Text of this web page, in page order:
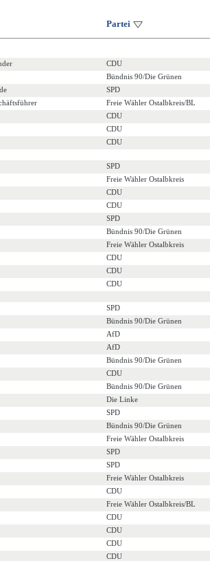
Partei
CDU
Bündnis 90/Die Grünen
SPD
Freie Wähler Ostalbkreis/BL
CDU
CDU
CDU
SPD
Freie Wähler Ostalbkreis
CDU
CDU
SPD
Bündnis 90/Die Grünen
Freie Wähler Ostalbkreis
CDU
CDU
CDU
SPD
Bündnis 90/Die Grünen
AfD
AfD
Bündnis 90/Die Grünen
CDU
Bündnis 90/Die Grünen
Die Linke
SPD
Bündnis 90/Die Grünen
Freie Wähler Ostalbkreis
SPD
SPD
Freie Wähler Ostalbkreis
CDU
Freie Wähler Ostalbkreis/BL
CDU
CDU
CDU
CDU